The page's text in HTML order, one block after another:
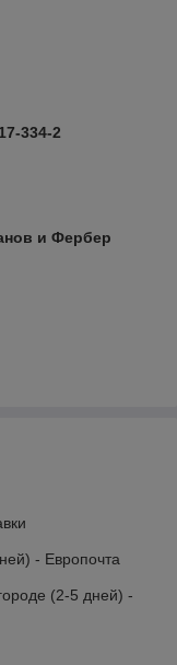
334-2
и Фербер
- Европочта
(2-5 дней) -